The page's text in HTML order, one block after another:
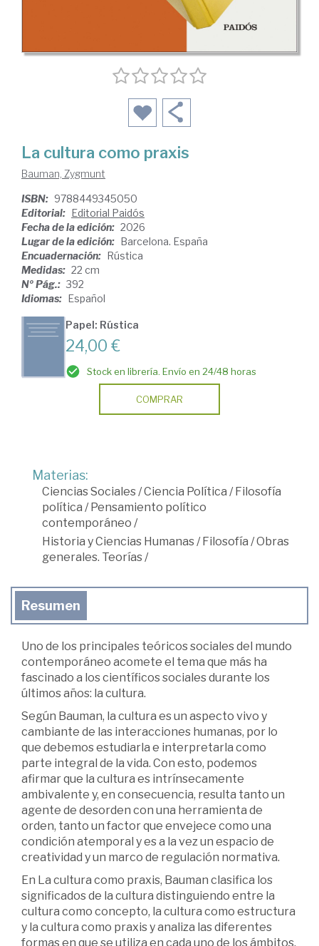
La cultura como praxis
Bauman, Zygmunt
ISBN: 9788449345050
Editorial: Editorial Paidós
Fecha de la edición: 2026
Lugar de la edición: Barcelona. España
Encuadernación: Rústica
Medidas: 22 cm
Nº Pág.: 392
Idiomas: Español
Papel: Rústica
24,00 €
Stock en librería. Envío en 24/48 horas
COMPRAR
Materias:
Ciencias Sociales/Ciencia Política /Filosofía
política /Pensamiento político
contemporáneo /
Historia y Ciencias Humanas/Filosofía /Obras
generales. Teorías/
Resumen
Uno de los principales teóricos sociales del mundo
contemporáneo acomete el tema que más ha
fascinado a los científicos sociales durante los
últimos años: la cultura.
Según Bauman, la cultura es un aspecto vivo y
cambiante de las interacciones humanas, por lo
que debemos estudiarla e interpretarla como
parte integral de la vida. Con esto, podemos
afirmar que la cultura es intrínsecamente
ambivalente y, en consecuencia, resulta tanto un
agente de desorden con una herramienta de
orden, tanto un factor que envejece como una
condición atemporal y es a la vez un espacio de
creatividad y un marco de regulación normativa.
En La cultura como praxis, Bauman clasifica los
significados de la cultura distinguiendo entre la
cultura como concepto, la cultura como estructura
y la cultura como praxis y analiza las diferentes
formas en que se utiliza en cada uno de los ámbitos.